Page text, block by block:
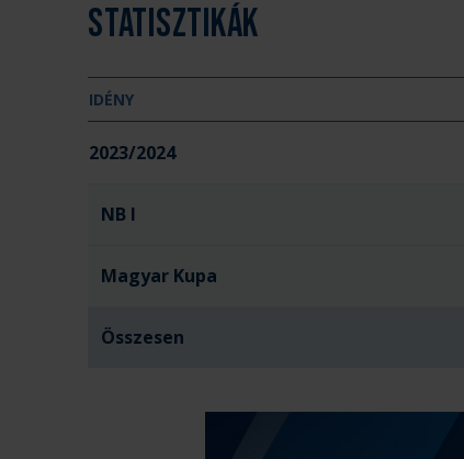
Statisztikák
IDÉNY
2023/2024
NB I
Magyar Kupa
Összesen